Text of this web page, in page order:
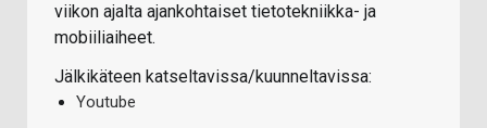
viikon ajalta ajankohtaiset tietotekniikka- ja
mobiiliaiheet.
Jälkikäteen katseltavissa/kuunneltavissa:
Youtube